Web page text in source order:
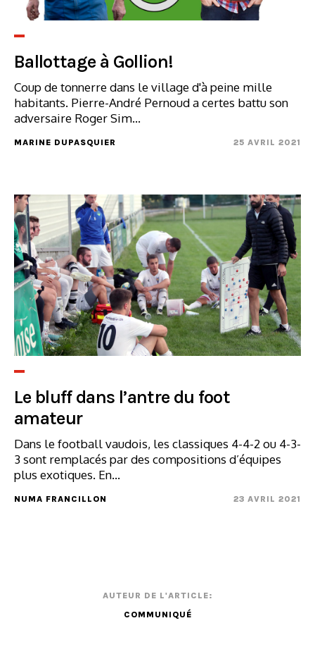
Ballottage à Gollion!
Coup de tonnerre dans le village d'à peine mille
habitants. Pierre-André Pernoud a certes battu son
adversaire Roger Sim...
MARINE DUPASQUIER 25 AVRIL 2021
Le bluff dans l’antre du foot
amateur
Dans le football vaudois, les classiques 4-4-2 ou 4-3-
3 sont remplacés par des compositions d’équipes
plus exotiques. En...
NUMA FRANCILLON 23 AVRIL 2021
AUTEUR DE L'ARTICLE:
COMMUNIQUÉ